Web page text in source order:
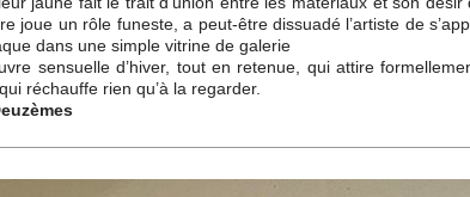
joue un rôle funeste, a peut-être dissuadé l’artiste de
dans une simple vitrine de galerie
sensuelle d’hiver, tout en retenue, qui attire
réchauffe rien qu’à la regarder.